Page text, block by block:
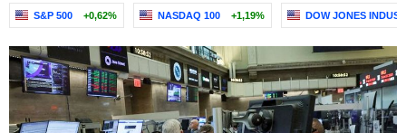
S&P 500 +0,62% NASDAQ 100 +1,19% DOW JONES